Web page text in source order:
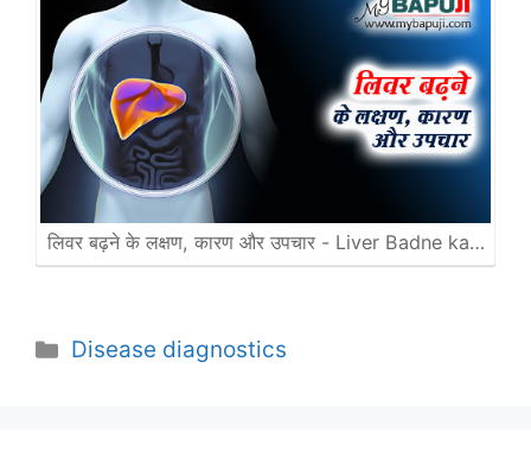
लिवर बढ़ने के लक्षण, कारण और उपचार - Liver Badne ka…
Categories
Disease diagnostics